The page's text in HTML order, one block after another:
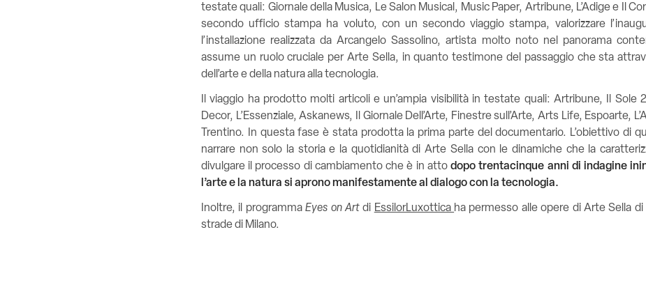
testate quali: Giornale della Musica, Le Salon Musical, Music Paper, Artribune, L’Adige e Il
secondo ufficio stampa ha voluto, con un secondo viaggio stampa, valorizzare
l’installazione realizzata da Arcangelo Sassolino, artista molto noto nel panorama
assume un ruolo cruciale per Arte Sella, in quanto testimone del passaggio che sta
dell’arte e della natura alla tecnologia.
Il viaggio ha prodotto molti articoli e un’ampia visibilità in testate quali: Artribune, Il Sole
Decor, L’Essenziale, Askanews, Il Giornale Dell’Arte, Finestre sull’Arte, Arts Life, Espoarte,
Trentino. In questa fase è stata prodotta la prima parte del documentario. L’obiettivo di
narrare non solo la storia e la quotidianità di Arte Sella con le dinamiche che la
divulgare il processo di cambiamento che è in attodopo trentacinque anni di indagine
l’arte e la natura si aprono manifestamente al dialogo con la tecnologia.
Inoltre, il programmaEyes on Artdi EssilorLuxottica ha permesso alle opere di Arte Sella
strade di Milano.